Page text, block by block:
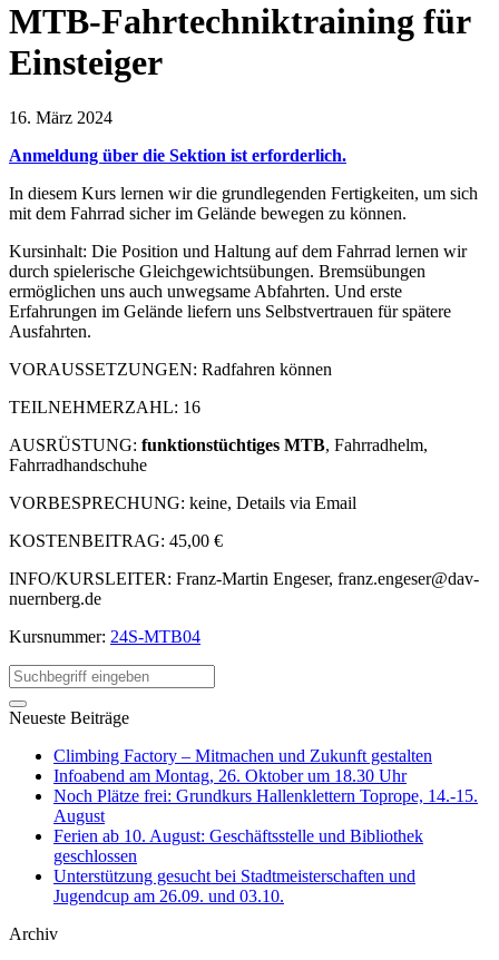
MTB-Fahrtechniktraining für
Einsteiger
16. März 2024
Anmeldung über die Sektion ist erforderlich.
In diesem Kurs lernen wir die grundlegenden Fertigkeiten, um sich
mit dem Fahrrad sicher im Gelände bewegen zu können.
Kursinhalt: Die Position und Haltung auf dem Fahrrad lernen wir
durch spielerische Gleichgewichtsübungen. Bremsübungen
ermöglichen uns auch unwegsame Abfahrten. Und erste
Erfahrungen im Gelände liefern uns Selbstvertrauen für spätere
Ausfahrten.
VORAUSSETZUNGEN: Radfahren können
TEILNEHMERZAHL: 16
AUSRÜSTUNG: funktionstüchtiges MTB, Fahrradhelm,
Fahrradhandschuhe
VORBESPRECHUNG: keine, Details via Email
KOSTENBEITRAG: 45,00 €
INFO/KURSLEITER: Franz-Martin Engeser, franz.engeser@dav-
nuernberg.de
Kursnummer: 24S-MTB04
Neueste Beiträge
Climbing Factory – Mitmachen und Zukunft gestalten
Infoabend am Montag, 26. Oktober um 18.30 Uhr
Noch Plätze frei: Grundkurs Hallenklettern Toprope, 14.-15.
August
Ferien ab 10. August: Geschäftsstelle und Bibliothek
geschlossen
Unterstützung gesucht bei Stadtmeisterschaften und
Jugendcup am 26.09. und 03.10.
Archiv